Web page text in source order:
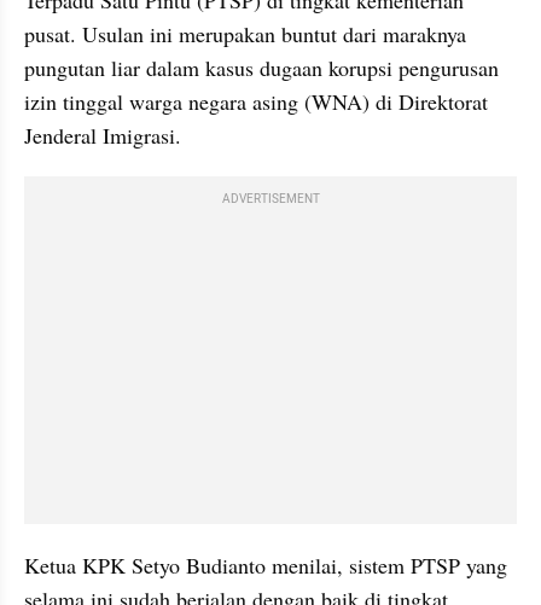
pusat. Usulan ini merupakan buntut dari maraknya
pungutan liar dalam kasus dugaan korupsi pengurusan
izin tinggal warga negara asing (WNA) di Direktorat
Jenderal Imigrasi.
ADVERTISEMENT
Ketua KPK Setyo Budianto menilai, sistem PTSP yang
selama ini sudah berjalan dengan baik di tingkat